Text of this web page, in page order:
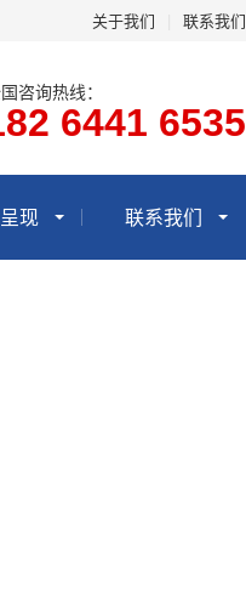
关于我们 联系我们
咨询热线：
6441 6535
现 联系我们